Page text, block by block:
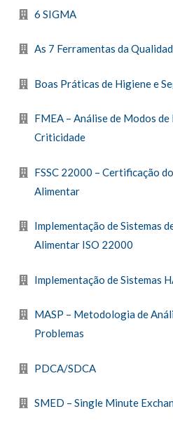
6 SIGMA
As 7 Ferramentas da
Boas Práticas de Higiene e
FMEA – Análise de Modos
Criticidade
FSSC 22000 – Certificação
Alimentar
Implementação de Sistemas
Alimentar ISO 22000
Implementação de Sistemas
MASP – Metodologia de
Problemas
PDCA/SDCA
SMED – Single Minute